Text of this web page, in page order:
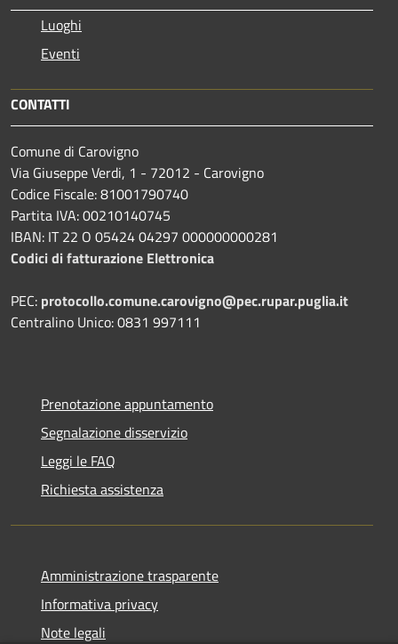
Luoghi
Eventi
CONTATTI
Comune di Carovigno
Via Giuseppe Verdi, 1 - 72012 - Carovigno
Codice Fiscale: 81001790740
Partita IVA: 00210140745
IBAN: IT 22 O 05424 04297 000000000281
Codici di fatturazione Elettronica
PEC: protocollo.comune.carovigno@pec.rupar.puglia.it
Centralino Unico: 0831 997111
Prenotazione appuntamento
Segnalazione disservizio
Leggi le FAQ
Richiesta assistenza
Amministrazione trasparente
Informativa privacy
Note legali